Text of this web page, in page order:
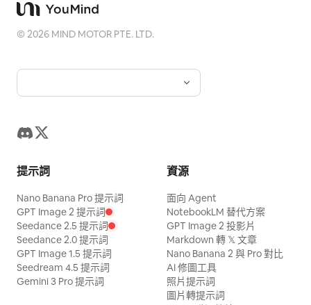
©2026 MIND MOTOR PTE. LTD.
提示詞
Nano Banana Pro 提示詞
GPT Image 2 提示詞
Seedance 2.5 提示詞
Seedance 2.0 提示詞
GPT Image 1.5 提示詞
Seedream 4.5 提示詞
Gemini 3 Pro 提示詞
資源
面向 Agent
NotebookLM 替代方案
GPT Image 2 投影片
Markdown 轉 𝕏 文章
Nano Banana 2 與 Pro 對比
AI 修圖工具
照片提示詞
圖片轉提示詞